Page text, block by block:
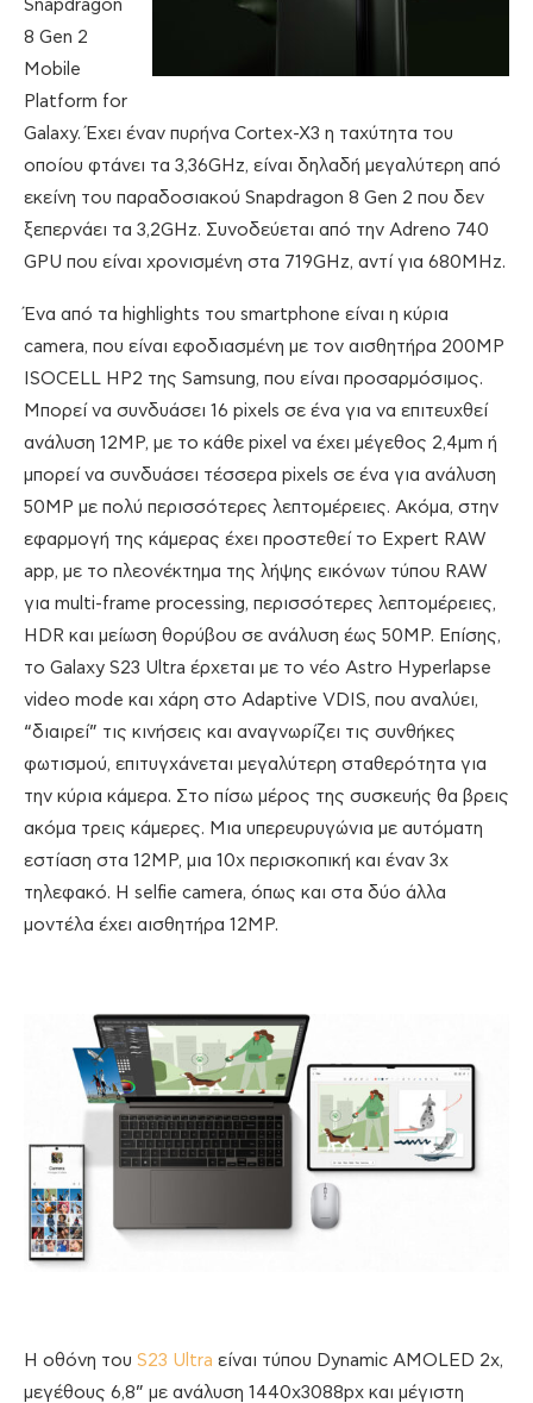
Snapdragon
8 Gen 2
Mobile
Platform for
Galaxy. Έχει έναν πυρήνα Cortex-X3 η ταχύτητα του
οποίου φτάνει τα 3,36GHz, είναι δηλαδή μεγαλύτερη από
εκείνη του παραδοσιακού Snapdragon 8 Gen 2 που δεν
ξεπερνάει τα 3,2GHz. Συνοδεύεται από την Adreno 740
GPU που είναι χρονισμένη στα 719GHz, αντί για 680MHz.
Ένα από τα highlights του smartphone είναι η κύρια
camera, που είναι εφοδιασμένη με τον αισθητήρα 200MP
ISOCELL HP2 της Samsung, που είναι προσαρμόσιμος.
Μπορεί να συνδυάσει 16 pixels σε ένα για να επιτευχθεί
ανάλυση 12MP, με το κάθε pixel να έχει μέγεθος 2,4µm ή
μπορεί να συνδυάσει τέσσερα pixels σε ένα για ανάλυση
50MP με πολύ περισσότερες λεπτομέρειες. Ακόμα, στην
εφαρμογή της κάμερας έχει προστεθεί το Expert RAW
app, με το πλεoνέκτημα της λήψης εικόνων τύπου RAW
για multi-frame processing, περισσότερες λεπτομέρειες,
HDR και μείωση θορύβου σε ανάλυση έως 50MP. Επίσης,
το Galaxy S23 Ultra έρχεται με το νέο Astro Hyperlapse
video mode και χάρη στο Adaptive VDIS, που αναλύει,
“διαιρεί” τις κινήσεις και αναγνωρίζει τις συνθήκες
φωτισμού, επιτυγχάνεται μεγαλύτερη σταθερότητα για
την κύρια κάμερα. Στο πίσω μέρος της συσκευής θα βρεις
ακόμα τρεις κάμερες. Μια υπερευρυγώνια με αυτόματη
εστίαση στα 12MP, μια 10x περισκοπική και έναν 3x
τηλεφακό. H selfie camera, όπως και στα δύο άλλα
μοντέλα έχει αισθητήρα 12MP.
Η οθόνη του S23 Ultra είναι τύπου Dynamic AMOLED 2x,
μεγέθους 6,8” με ανάλυση 1440x3088px και μέγιστη